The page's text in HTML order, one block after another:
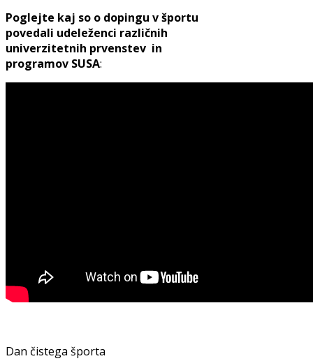
Poglejte kaj so o dopingu v športu
povedali udeleženci različnih
univerzitetnih prvenstev in
programov SUSA:
Dan čistega športa